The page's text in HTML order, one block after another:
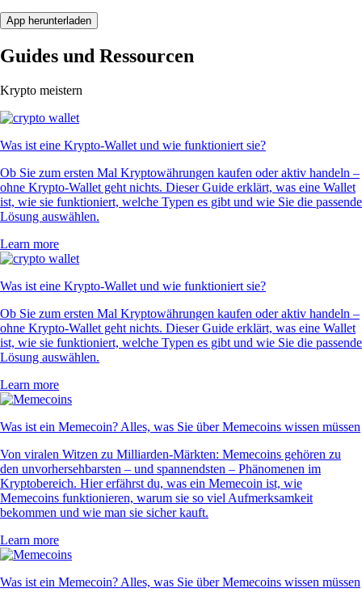
App herunterladen
Guides und Ressourcen
Krypto meistern
Was ist eine Krypto-Wallet und wie funktioniert sie?
Ob Sie zum ersten Mal Kryptowährungen kaufen oder aktiv handeln –
ohne Krypto-Wallet geht nichts. Dieser Guide erklärt, was eine Wallet
ist, wie sie funktioniert, welche Typen es gibt und wie Sie die passende
Lösung auswählen.
Learn more
Was ist eine Krypto-Wallet und wie funktioniert sie?
Ob Sie zum ersten Mal Kryptowährungen kaufen oder aktiv handeln –
ohne Krypto-Wallet geht nichts. Dieser Guide erklärt, was eine Wallet
ist, wie sie funktioniert, welche Typen es gibt und wie Sie die passende
Lösung auswählen.
Learn more
Was ist ein Memecoin? Alles, was Sie über Memecoins wissen müssen
Von viralen Witzen zu Milliarden-Märkten: Memecoins gehören zu
den unvorhersehbarsten – und spannendsten – Phänomenen im
Kryptobereich. Hier erfährst du, was ein Memecoin ist, wie
Memecoins funktionieren, warum sie so viel Aufmerksamkeit
bekommen und wie man sie sicher kauft.
Learn more
Was ist ein Memecoin? Alles, was Sie über Memecoins wissen müssen